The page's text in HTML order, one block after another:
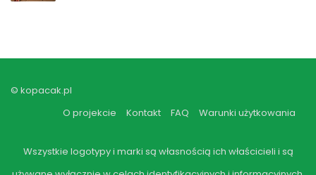
© kopacak.pl
O projekcie
Kontakt FAQ Warunki użytkowania
Wszystkie logotypy i marki są własnością ich właścicieli i są